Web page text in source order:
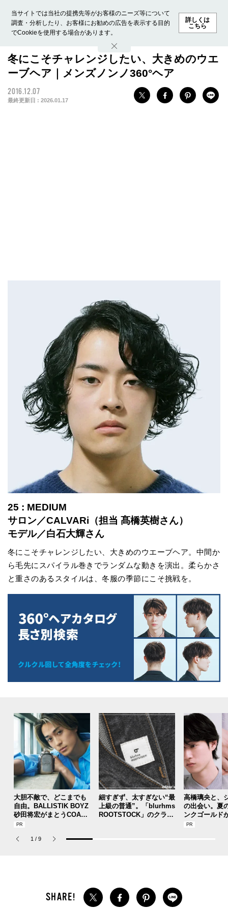
当サイトでは当社の提携先等がお客様のニーズ等について
調査・分析したり、お客様にお勧めの広告を表示する目的
でCookieを使用する場合があります。
詳しくは
こちら
ホーム モデル募集 ランキング ファッション ビューテ
冬にこそチャレンジしたい、大きめのウエ
ーブヘア｜メンズノンノ360°ヘア
2016.12.07
最終更新日 : 2026.01.17
25 : MEDIUM
サロン／CALVARi（担当 髙橋英樹さん）
モデル／白石大輝さん
冬にこそチャレンジしたい、大きめのウエーブヘア。中間か
ら毛先にスパイラル巻きでランダムな動きを演出。柔らかさ
と重さのあるスタイルは、冬服の季節にこそ挑戦を。
大胆不敵で、どこまでも
自由。BALLISTIK BOYZ
砂田将宏がまとうCOACH
の新作フレグランス「コ
パルファム」
細すぎず、太すぎない“最
上級の普通”。「blurhms
ROOTSTOCK」のクラシ
高橋璃央と、
の出会い。夏
ンクゴールド
SUMMER
1 / 9